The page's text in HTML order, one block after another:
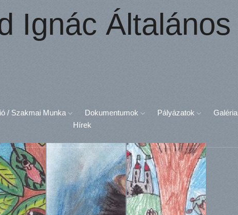
Ignác Általános
/ Szakmai Munka Dokumentumok Pályázatok Galéria
Hírek